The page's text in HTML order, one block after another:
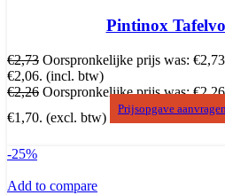
Pintinox
€2,73 Oorspronkelijke prijs was:
€2,06. (incl. btw)
€2,26 Oorspronkelijke prijs was:
€1,70. (excl. btw)
Prijsopgave aanvragen
-25%
Add to compare